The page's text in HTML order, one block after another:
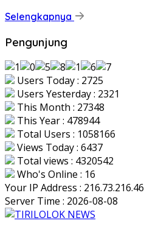
Selengkapnya
Pengunjung
Users Today : 2725
Users Yesterday : 2321
This Month : 27348
This Year : 478944
Total Users : 1058166
Views Today : 6437
Total views : 4320542
Who's Online : 16
Your IP Address : 216.73.216.46
Server Time : 2026-08-08